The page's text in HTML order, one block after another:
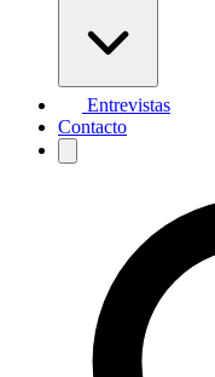
Entrevistas
Contacto